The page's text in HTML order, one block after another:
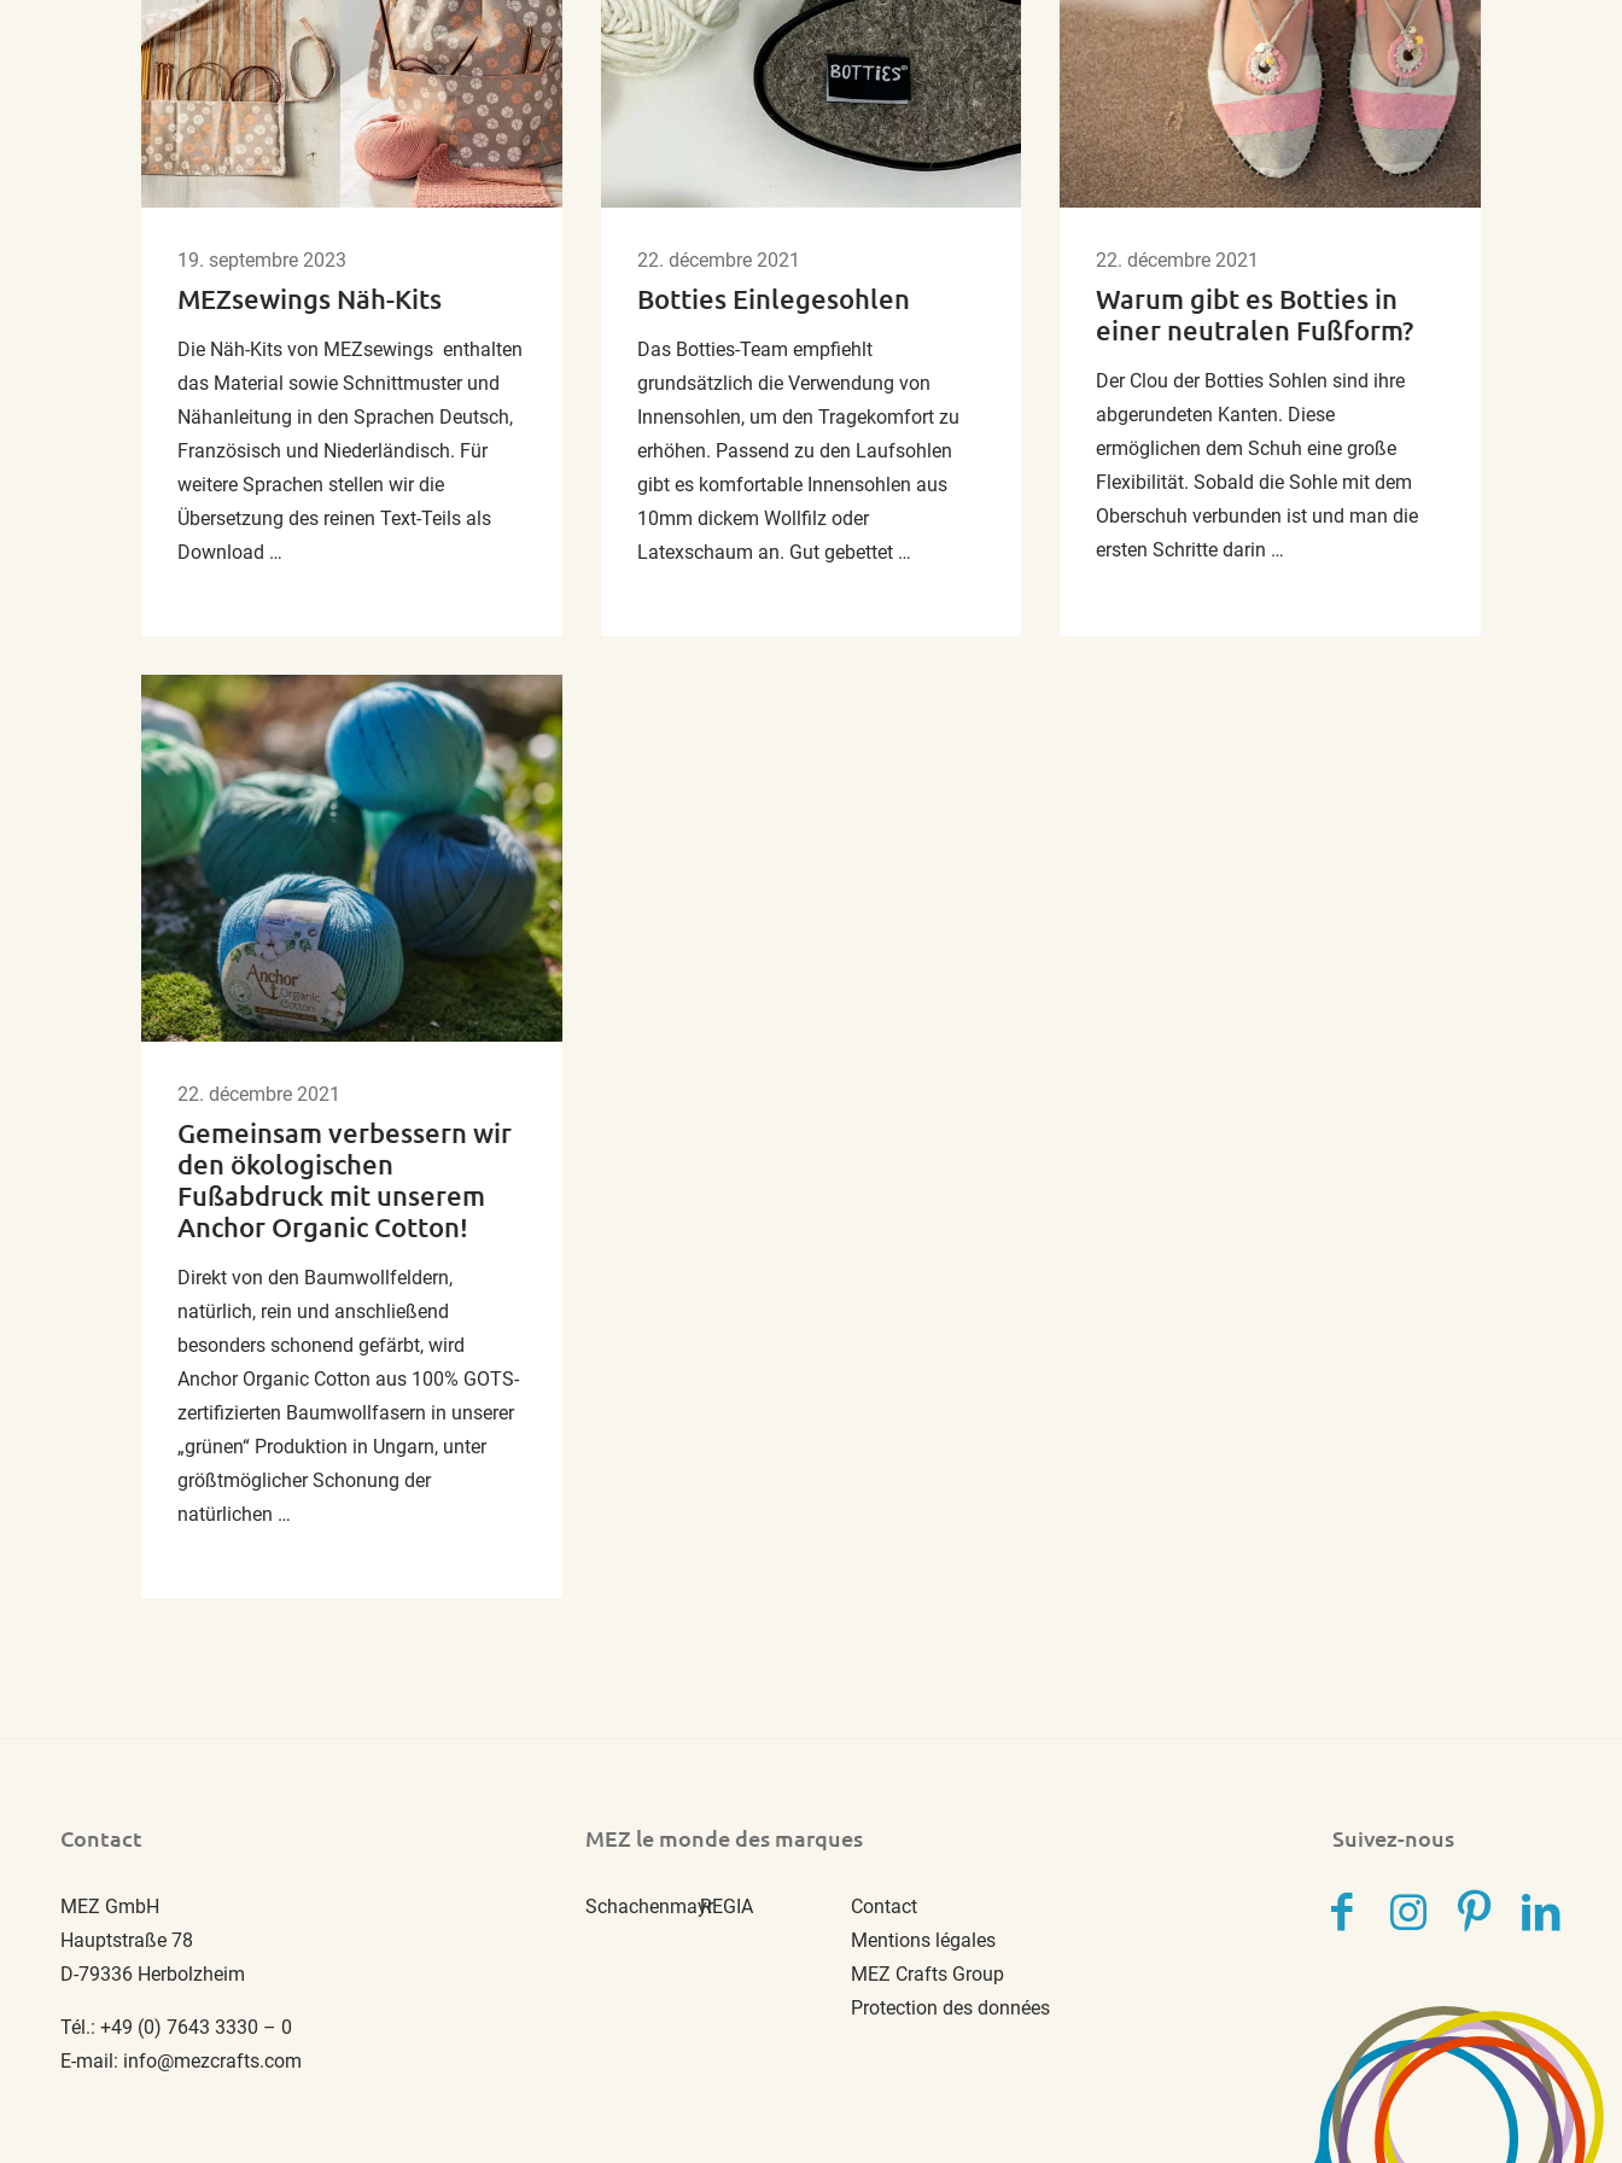
19. septembre 2023
MEZsewings Näh-Kits
Die Näh-Kits von MEZsewings enthalten
das Material sowie Schnittmuster und
Nähanleitung in den Sprachen Deutsch,
Französisch und Niederländisch. Für
weitere Sprachen stellen wir die
Übersetzung des reinen Text-Teils als
Download …
22. décembre 2021
Botties Einlegesohlen
Das Botties-Team empfiehlt
grundsätzlich die Verwendung von
Innensohlen, um den Tragekomfort zu
erhöhen. Passend zu den Laufsohlen
gibt es komfortable Innensohlen aus
10mm dickem Wollfilz oder
Latexschaum an. Gut gebettet …
22. décembre 2021
Warum gibt es Botties in
einer neutralen Fußform?
Der Clou der Botties Sohlen sind ihre
abgerundeten Kanten. Diese
ermöglichen dem Schuh eine große
Flexibilität. Sobald die Sohle mit dem
Oberschuh verbunden ist und man die
ersten Schritte darin …
22. décembre 2021
Gemeinsam verbessern wir
den ökologischen
Fußabdruck mit unserem
Anchor Organic Cotton!
Direkt von den Baumwollfeldern,
natürlich, rein und anschließend
besonders schonend gefärbt, wird
Anchor Organic Cotton aus 100% GOTS-
zertifizierten Baumwollfasern in unserer
„grünen“ Produktion in Ungarn, unter
größtmöglicher Schonung der
natürlichen …
Contact
MEZ GmbH
Hauptstraße 78
D-79336 Herbolzheim
Tél.: +49 (0) 7643 3330 – 0
E-mail: info@mezcrafts.com
MEZ le monde des marques
SchachenmayrREGIA
Contact
Mentions légales
MEZ Crafts Group
Protection des données
Suivez-nous